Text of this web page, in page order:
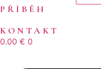
PŘÍBĚH
KONTAKT
0.00 € 0